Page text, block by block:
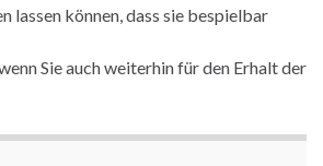
lassen können, dass sie bespielbar
Sie auch weiterhin für den Erhalt der